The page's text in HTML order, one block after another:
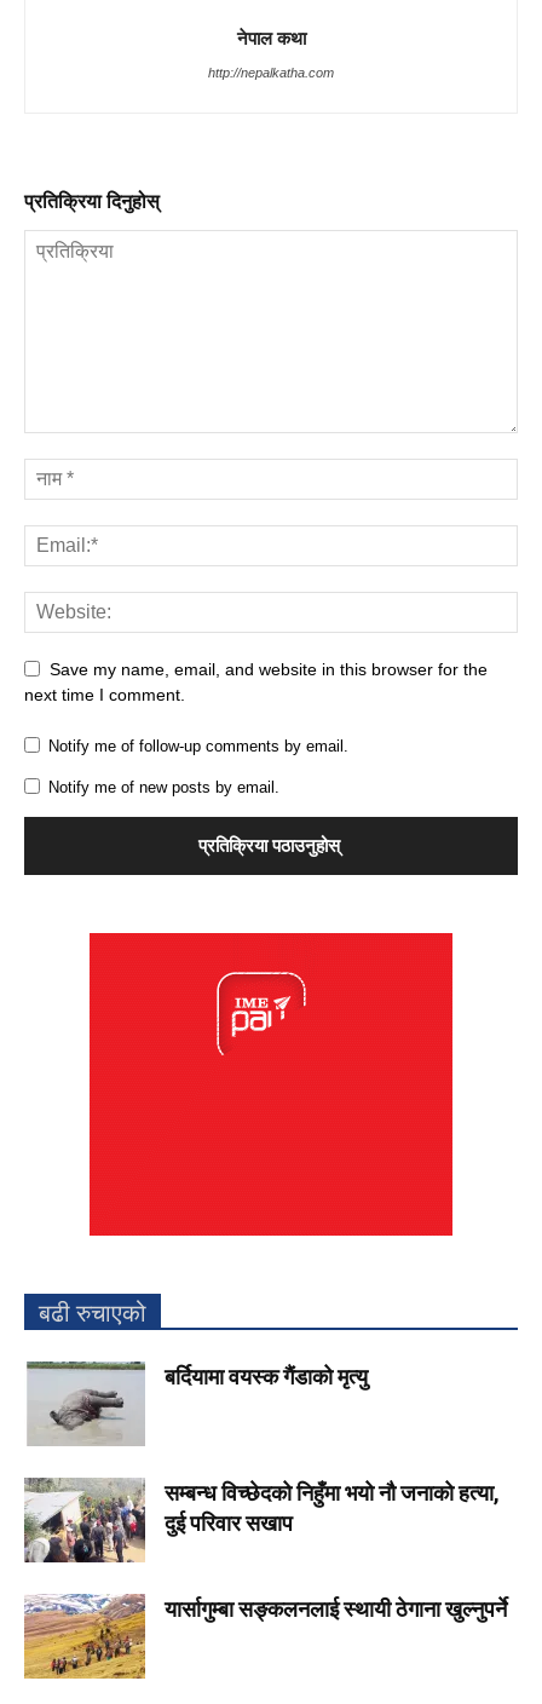
नेपाल कथा
http://nepalkatha.com
प्रतिक्रिया दिनुहोस्
Save my name, email, and website in this browser for the
next time I comment.
Notify me of follow-up comments by email.
Notify me of new posts by email.
बढी रुचाएको
बर्दियामा वयस्क गैंडाको मृत्यु
सम्बन्ध विच्छेदको निहुँमा भयो नौ जनाको हत्या,
दुई परिवार सखाप
यार्सागुम्बा सङ्कलनलाई स्थायी ठेगाना खुल्नुपर्ने